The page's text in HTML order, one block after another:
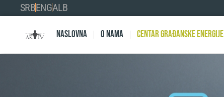
SRBENGALB
Naslovna O nama Centar Građanske Energije